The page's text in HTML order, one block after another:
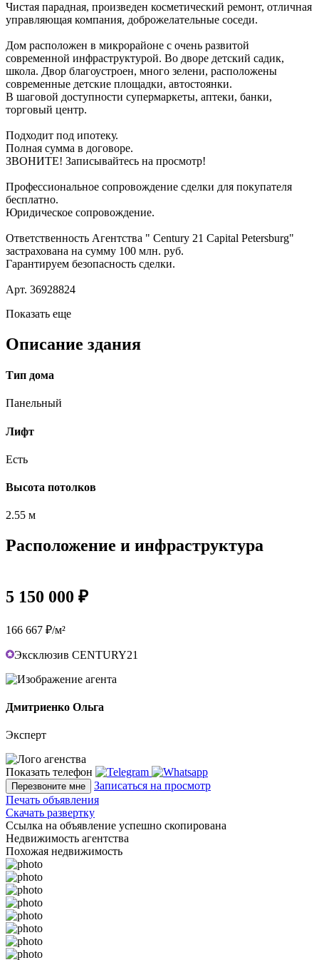
Чистая парадная, произведен косметический ремонт, отличная
управляющая компания, доброжелательные соседи.
Дом расположен в микрорайоне с очень развитой
современной инфраструктурой. Во дворе детский садик,
школа. Двор благоустроен, много зелени, расположены
современные детские площадки, автостоянки.
В шаговой доступности супермаркеты, аптеки, банки,
торговый центр.
Подходит под ипотеку.
Полная сумма в договоре.
ЗВОНИТЕ! Записывайтесь на просмотр!
Профессиональное сопровождение сделки для покупателя
бесплатно.
Юридическое сопровождение.
Ответственность Агентства " Century 21 Capital Petersburg"
застрахована на сумму 100 млн. руб.
Гарантируем безопасность сделки.
Арт. 36928824
Показать еще
Описание здания
Тип дома
Панельный
Лифт
Есть
Высота потолков
2.55 м
Расположение и инфраструктура
5 150 000 ₽
166 667 ₽/м²
Эксклюзив CENTURY21
Дмитриенко Ольга
Эксперт
Показать телефон
Перезвоните мне
Записаться на просмотр
Печать объявления
Скачать развертку
Ссылка на объявление успешно скопирована
Недвижимость агентства
Похожая недвижимость